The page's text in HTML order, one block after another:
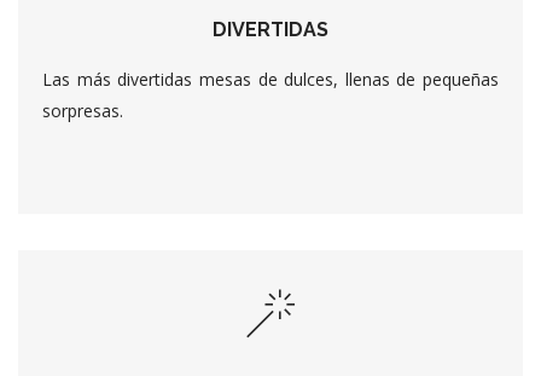
DIVERTIDAS
Las más divertidas mesas de dulces, llenas de pequeñas
sorpresas.